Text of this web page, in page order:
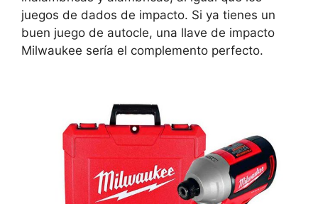
juegos de dados de impacto. Si ya tienes un
buen juego de autocle, una llave de impacto
Milwaukee sería el complemento perfecto.